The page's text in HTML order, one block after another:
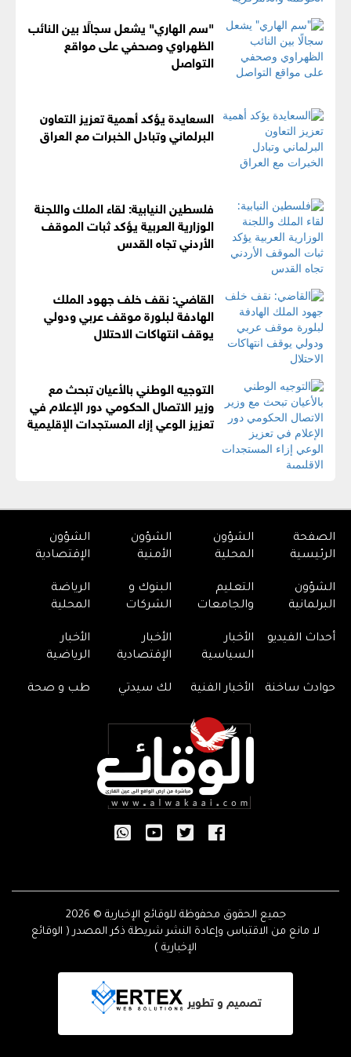
"سم الهاري" يشعل سجالًا بين النائب
الظهراوي وصحفي على مواقع
التواصل
السعايدة يؤكد أهمية تعزيز التعاون
البرلماني وتبادل الخبرات مع العراق
فلسطين النيابية: لقاء الملك واللجنة
الوزارية العربية يؤكد ثبات الموقف
الأردني تجاه القدس
القاضي: نقف خلف جهود الملك
الهادفة لبلورة موقف عربي ودولي
يوقف انتهاكات الاحتلال
التوجيه الوطني بالأعيان تبحث مع
وزير الاتصال الحكومي دور الإعلام في
تعزيز الوعي إزاء المستجدات الإقليمية
الصفحة
الرئيسية
الشؤون
المحلية
الشؤون
الأمنية
الشؤون
الإقتصادية
الشؤون
البرلمانية
التعليم
والجامعات
البنوك و
الشركات
الرياضة
المحلية
أحداث الفيديو
الأخبار
السياسية
الأخبار
الإقتصادية
الأخبار
الرياضية
حوادث ساخنة الأخبار الفنية لك سيدتي طب و صحة
جميع الحقوق محفوظة للوقائع الإخبارية © 2026
لا مانع من الاقتباس وإعادة النشر شريطة ذكر المصدر ( الوقائع
الإخبارية )
تصميم و تطوير